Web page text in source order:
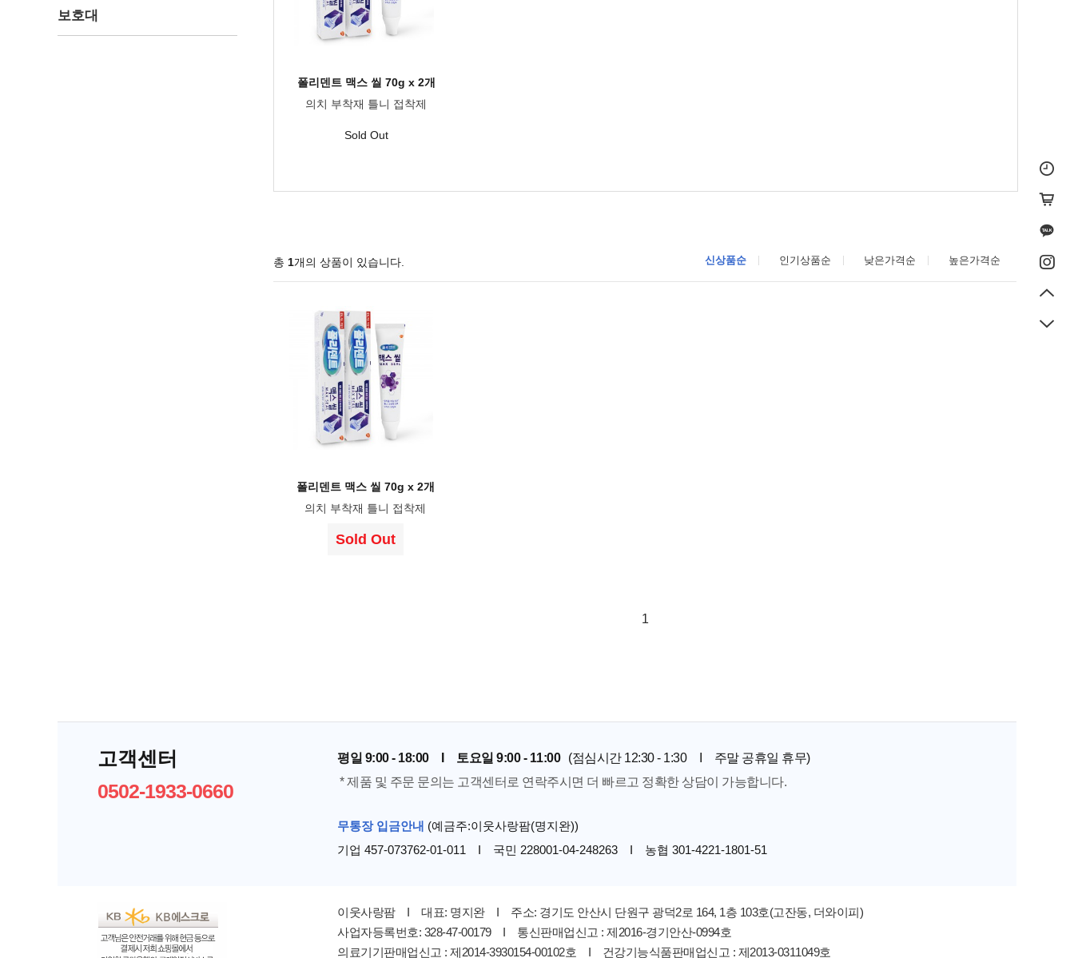
보호대
폴리덴트 맥스 씰 70g x 2개
의치 부착재 틀니 접착제
Sold Out
총 1개의 상품이 있습니다. 신상품순 인기상품순 낮은가격순 높은가격순
폴리덴트 맥스 씰 70g x 2개
의치 부착재 틀니 접착제
Sold Out
1
고객센터
0502-1933-0660
평일 9:00 - 18:00 I 토요일 9:00 - 11:00
(점심시간 12:30 - 1:30 I 주말 공휴일 휴무)
* 제품 및 주문 문의는 고객센터로 연락주시면 더 빠르고 정확한 상담이 가능합니다.
무통장 입금안내 (예금주:이웃사랑팜(명지완))
기업 457-073762-01-011 I 국민 228001-04-248263 I 농협 301-4221-1801-51
이웃사랑팜 I 대표: 명지완 I 주소: 경기도 안산시 단원구 광덕2로 164, 1층 103호(고잔동, 더와이피)
사업자등록번호: 328-47-00179 I 통신판매업신고 : 제2016-경기안산-0994호
의료기기판매업신고 : 제2014-3930154-00102호 I 건강기능식품판매업신고 : 제2013-0311049호